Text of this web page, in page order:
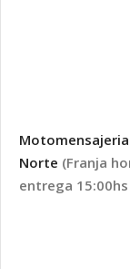
Motomensajeria
Norte (Franja
entrega